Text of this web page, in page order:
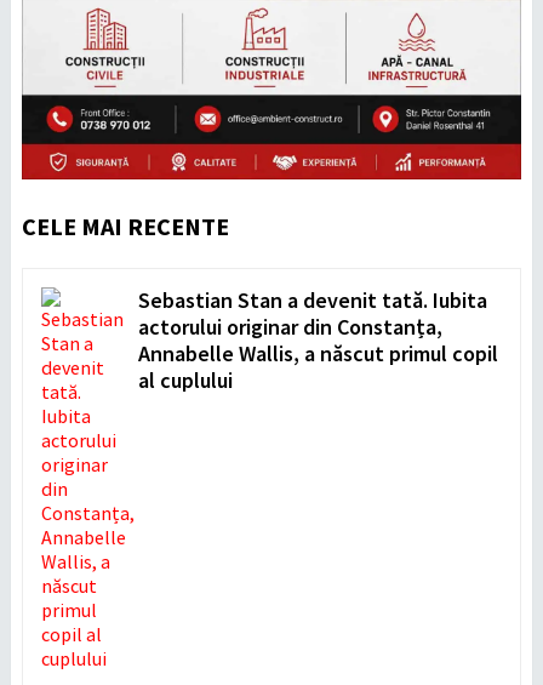
CELE MAI RECENTE
Sebastian Stan a devenit tată. Iubita
actorului originar din Constanța,
Annabelle Wallis, a născut primul copil
al cuplului